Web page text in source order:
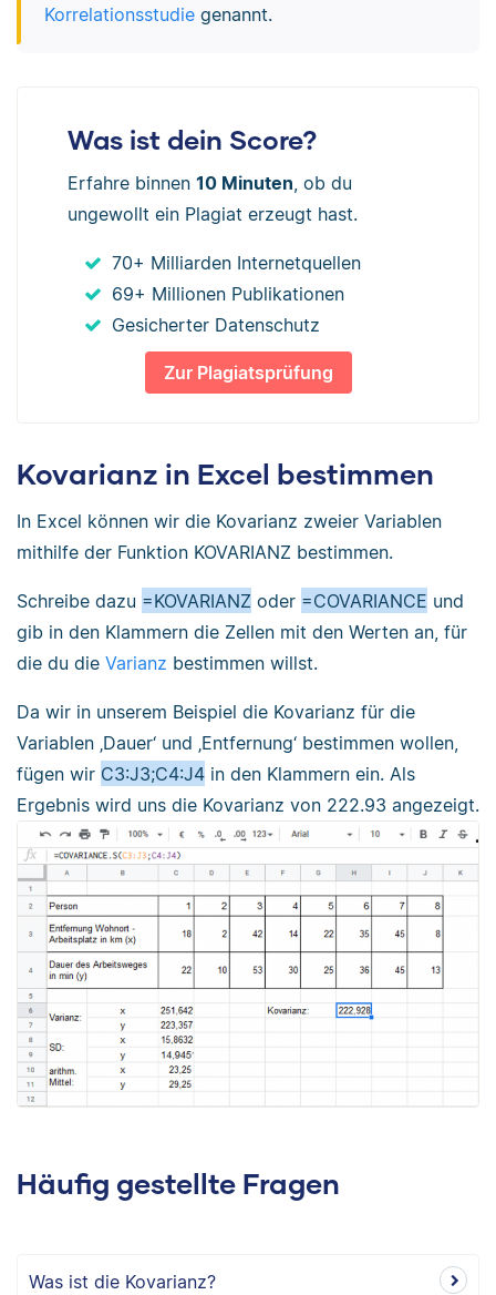
Korrelationsstudiegenannt.
Was ist dein Score?
Erfahre binnen 10 Minuten , ob du
ungewollt ein Plagiat erzeugt hast.
70+ Milliarden Internetquellen
69+ Millionen Publikationen
Gesicherter Datenschutz
Zur Plagiatsprüfung
Kovarianz in Excel bestimmen
In Excel können wir die Kovarianz zweier Variablen
mithilfe der Funktion KOVARIANZ bestimmen.
Schreibe dazu =KOVARIANZ oder =COVARIANCE und
gib in den Klammern die Zellen mit den Werten an, für
die du die Varianz bestimmen willst.
Da wir in unserem Beispiel die Kovarianz für die
Variablen ‚Dauer‘ und ‚Entfernung‘ bestimmen wollen,
fügen wir C3:J3;C4:J4 in den Klammern ein. Als
Ergebnis wird uns die Kovarianz von 222.93 angezeigt.
Häufig gestellte Fragen
Was ist die Kovarianz?